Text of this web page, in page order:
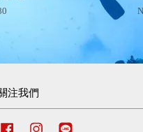
注我們
Facebook Instagram